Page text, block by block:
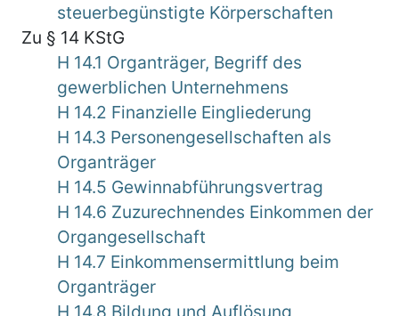
steuerbegünstigte Körperschaften
Zu § 14 KStG
H 14.1 Organträger, Begriff des
gewerblichen Unternehmens
H 14.2 Finanzielle Eingliederung
H 14.3 Personengesellschaften als
Organträger
H 14.5 Gewinnabführungsvertrag
H 14.6 Zuzurechnendes Einkommen der
Organgesellschaft
H 14.7 Einkommensermittlung beim
Organträger
H 14.8 Bildung und Auflösung